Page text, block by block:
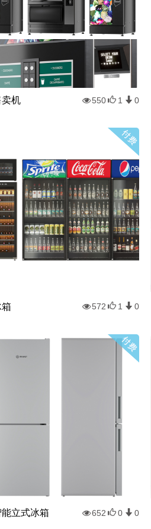
机 550 1 0
572 1 0
立式冰箱 652 0 0